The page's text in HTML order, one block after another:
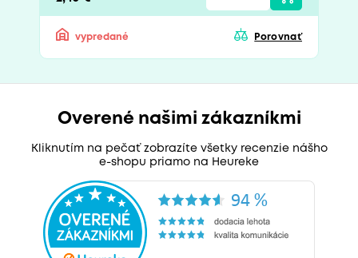
vypredané Porovnať
Overené našimi zákazníkmi
Kliknutím na pečať zobrazíte všetky recenzie nášho
e-shopu priamo na Heureke